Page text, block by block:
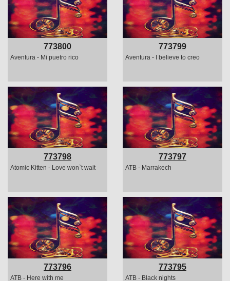
773800
Aventura - Mi puetro rico
773799
Aventura - I believe to creo
773798
Atomic Kitten - Love won`t wait
773797
ATB - Marrakech
773796
ATB - Here with me
773795
ATB - Black nights